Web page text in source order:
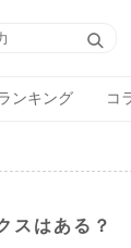
ンキング コ
スはある？